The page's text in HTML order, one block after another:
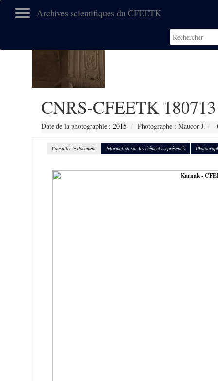
Archives scientifiques du CFEETK
CNRS-CFEETK 180713
Date de la photographie : 2015 Photographe : Maucor J.
Consulter le document Information sur les éléments représentés